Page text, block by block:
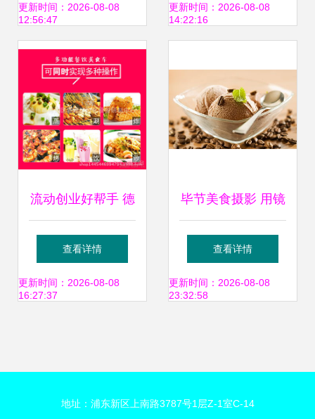
松饼，皮薄馅多，
松软可口
更新时间：2026-08-08
12:56:47
动小吃车解析
更新时间：2026-08-08
14:22:16
流动创业好帮手 德
城区新希望电动四
轮移动餐车全解析
查看详情
更新时间：2026-08-08
16:27:37
毕节美食摄影 用镜
头定格黔西北的舌
尖风味
查看详情
更新时间：2026-08-08
23:32:58
地址：浦东新区上南路3787号1层Z-1室C-14